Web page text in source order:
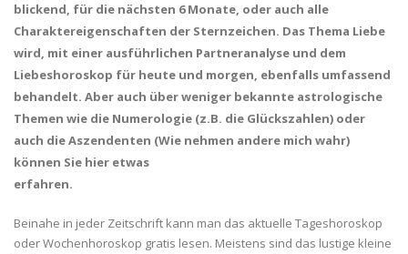
blickend, für die nächsten 6 Monate, oder auch alle
Charaktereigenschaften der Sternzeichen. Das Thema Liebe
wird, mit einer ausführlichen Partneranalyse und dem
Liebeshoroskop für heute und morgen, ebenfalls umfassend
behandelt. Aber auch über weniger bekannte astrologische
Themen wie die Numerologie (z.B. die Glückszahlen) oder
auch die Aszendenten (Wie nehmen andere mich wahr)
können Sie hier etwas
erfahren.
Beinahe in jeder Zeitschrift kann man das aktuelle Tageshoroskop
oder Wochenhoroskop gratis lesen. Meistens sind das lustige kleine